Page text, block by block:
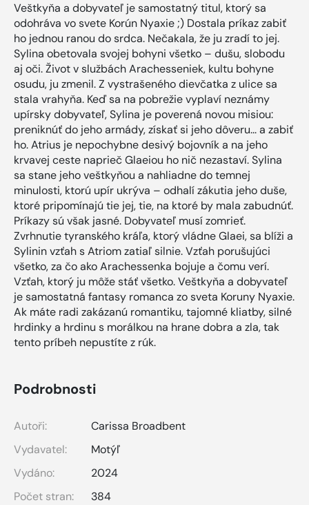
Veštkyňa a dobyvateľ je samostatný titul, ktorý sa
odohráva vo svete Korún Nyaxie ;) Dostala príkaz zabiť
ho jednou ranou do srdca. Nečakala, že ju zradí to jej.
Sylina obetovala svojej bohyni všetko – dušu, slobodu
aj oči. Život v službách Arachesseniek, kultu bohyne
osudu, ju zmenil. Z vystrašeného dievčatka z ulice sa
stala vrahyňa. Keď sa na pobrežie vyplaví neznámy
upírsky dobyvateľ, Sylina je poverená novou misiou:
preniknúť do jeho armády, získať si jeho dôveru... a zabiť
ho. Atrius je nepochybne desivý bojovník a na jeho
krvavej ceste naprieč Glaeiou ho nič nezastaví. Sylina
sa stane jeho veštkyňou a nahliadne do temnej
minulosti, ktorú upír ukrýva – odhalí zákutia jeho duše,
ktoré pripomínajú tie jej, tie, na ktoré by mala zabudnúť.
Príkazy sú však jasné. Dobyvateľ musí zomrieť.
Zvrhnutie tyranského kráľa, ktorý vládne Glaei, sa blíži a
Sylinin vzťah s Atriom zatiaľ silnie. Vzťah porušujúci
všetko, za čo ako Arachessenka bojuje a čomu verí.
Vzťah, ktorý ju môže stáť všetko. Veštkyňa a dobyvateľ
je samostatná fantasy romanca zo sveta Koruny Nyaxie.
Ak máte radi zakázanú romantiku, tajomné kliatby, silné
hrdinky a hrdinu s morálkou na hrane dobra a zla, tak
tento príbeh nepustíte z rúk.
Podrobnosti
Autoři:
Carissa Broadbent
Vydavatel:
Motýľ
Vydáno:
2024
Počet stran:
384